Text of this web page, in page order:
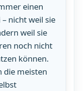
einen
nicht weil sie
weil sie
noch nicht
können.
die meisten